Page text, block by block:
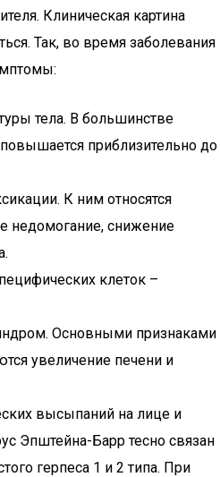
Клиническая картина
Так, во время заболевания
тела. В большинстве
приблизительно до
К ним относятся
недомогание, снижение
клеток –
Основными признаками
увеличение печени и
высыпаний на лице и
Эпштейна-Барр тесно связан
герпеса 1 и 2 типа. При